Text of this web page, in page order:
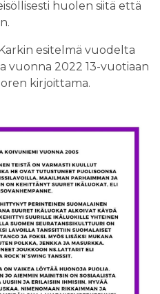
huolen siitä että
esitelmä vuodelta
vuonna 2022 13-vuotiaan
kirjoittama.